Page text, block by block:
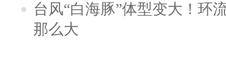
台风“白海豚”体型变大！环
那么大